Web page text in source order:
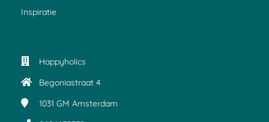
Inspiratie
Happyholics
Begoniastraat 4
1031 GM Amsterdam